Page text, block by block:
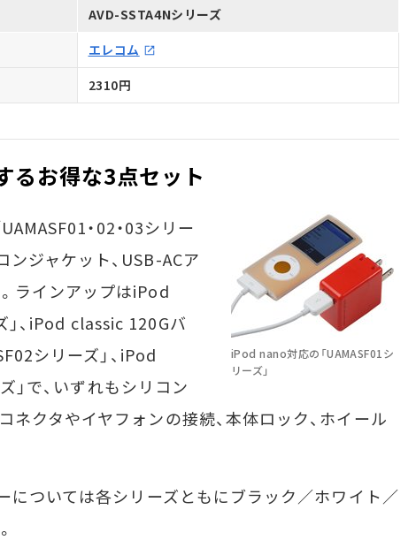
AVD-SSTA4Nシリーズ
エレコム
2310円
るお得な3点セット
iPod nano対応の「UAMASF01シ
リーズ」
・02・03シリー
ンジャケット、USB-ACア
ラインアップはiPod
、iPod classic 120Gバ
シリーズ」、iPod
」で、いずれもシリコン
クタやイヤフォンの接続、本体ロック、ホイール
については各シリーズともにブラック／ホワイト／